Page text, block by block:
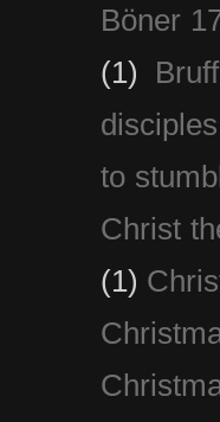
Böner
(1)
disciples
to
Christ
(1)